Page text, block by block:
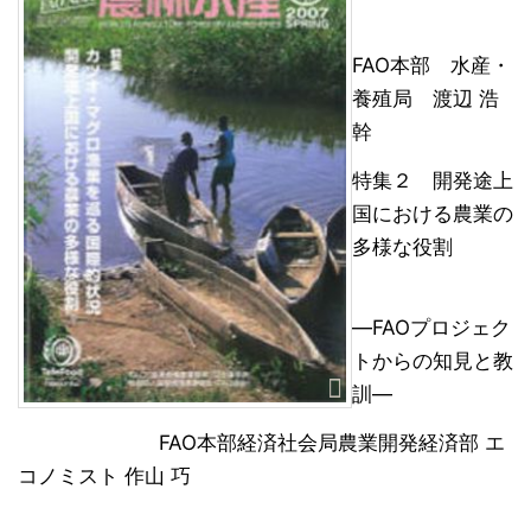
FAO本部 水産・
養殖局 渡辺 浩
幹
特集２ 開発途上
国における農業の
多様な役割
―FAOプロジェク
トからの知見と教
訓―
FAO本部経済社会局農業開発経済部 エ
コノミスト 作山 巧